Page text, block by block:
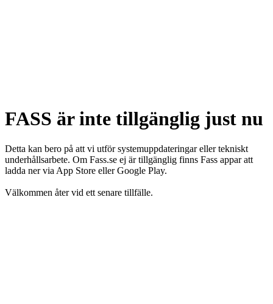
FASS är inte tillgänglig just nu
Detta kan bero på att vi utför systemuppdateringar eller tekniskt
underhållsarbete. Om Fass.se ej är tillgänglig finns Fass appar att
ladda ner via App Store eller Google Play.
Välkommen åter vid ett senare tillfälle.